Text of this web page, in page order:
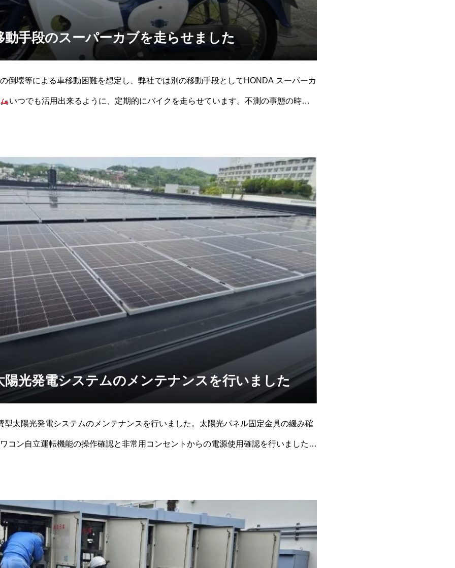
動手段のスーパーカブを走らせました
倒壊等による車移動困難を想定し、弊社では別の移動手段としてHONDA スーパーカ
いつでも活用出来るように、定期的にバイクを走らせています。不測の事態の時に
陽光発電システムのメンテナンスを行いました
型太陽光発電システムのメンテナンスを行いました。太陽光パネル固定金具の緩み確
コン自立運転機能の操作確認と非常用コンセントからの電源使用確認を行いました。